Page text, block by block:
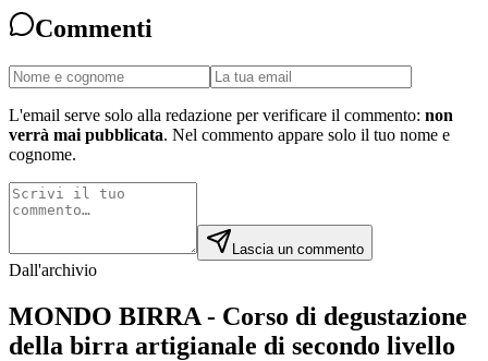
Commenti
L'email serve solo alla redazione per verificare il commento: non
verrà mai pubblicata. Nel commento appare solo il tuo nome e
cognome.
Lascia un commento
Dall'archivio
MONDO BIRRA - Corso di degustazione
della birra artigianale di secondo livello